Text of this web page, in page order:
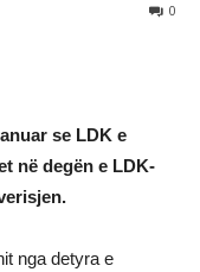
0
se LDK e
në degën e LDK-
nga detyra e